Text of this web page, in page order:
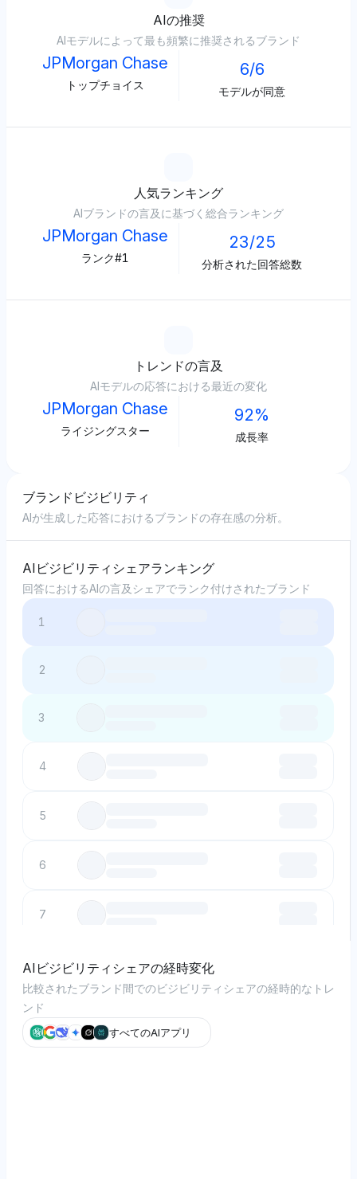
AIの推奨
AIモデルによって最も頻繁に推奨されるブランド
JPMorgan Chase
トップチョイス
6/6
モデルが同意
人気ランキング
AIブランドの言及に基づく総合ランキング
JPMorgan Chase
ランク#1
23/25
分析された回答総数
トレンドの言及
AIモデルの応答における最近の変化
JPMorgan Chase
ライジングスター
92%
成長率
ブランドビジビリティ
AIが生成した応答におけるブランドの存在感の分析。
AIビジビリティシェアランキング
回答におけるAIの言及シェアでランク付けされたブランド
1
2
3
4
5
6
7
8
9
AIビジビリティシェアの経時変化
比較されたブランド間でのビジビリティシェアの経時的なトレ
ンド
すべてのAIアプリ